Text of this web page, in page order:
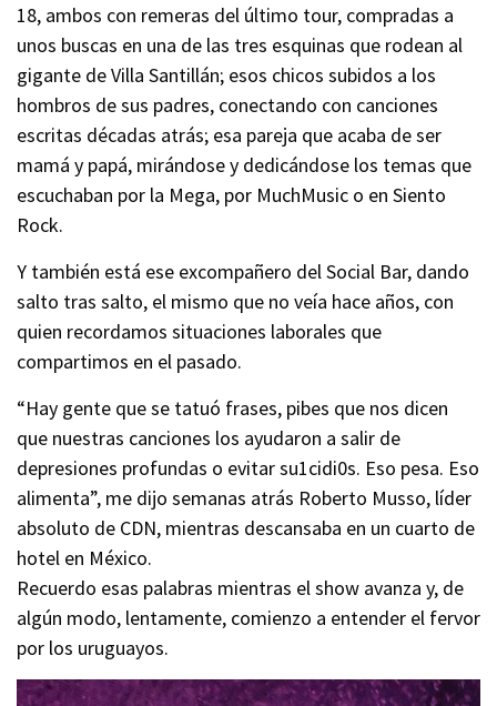
18, ambos con remeras del último tour, compradas a
unos buscas en una de las tres esquinas que rodean al
gigante de Villa Santillán; esos chicos subidos a los
hombros de sus padres, conectando con canciones
escritas décadas atrás; esa pareja que acaba de ser
mamá y papá, mirándose y dedicándose los temas que
escuchaban por la Mega, por MuchMusic o en Siento
Rock.
Y también está ese excompañero del Social Bar, dando
salto tras salto, el mismo que no veía hace años, con
quien recordamos situaciones laborales que
compartimos en el pasado.
“Hay gente que se tatuó frases, pibes que nos dicen
que nuestras canciones los ayudaron a salir de
depresiones profundas o evitar su1cidi0s. Eso pesa. Eso
alimenta”, me dijo semanas atrás Roberto Musso, líder
absoluto de CDN, mientras descansaba en un cuarto de
hotel en México.
Recuerdo esas palabras mientras el show avanza y, de
algún modo, lentamente, comienzo a entender el fervor
por los uruguayos.